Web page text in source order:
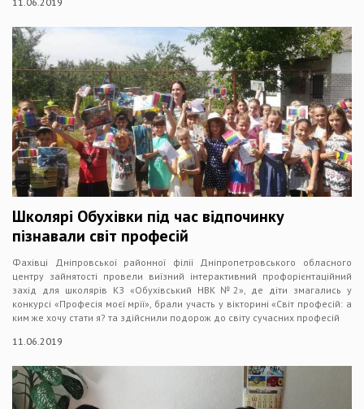
Школярі Обухівки під час відпочинку
пізнавали світ професій
Фахівці Дніпровської районної філії Дніпропетровського обласного
центру зайнятості провели виїзний інтерактивний профорієнтаційний
захід для школярів КЗ «Обухівський НВК №2», де діти змагались у
конкурсі «Професія моєї мрії», брали участь у вікторині «Світ професій: а
ким же хочу стати я? та здійснили подорож до світу сучасних професій
11.06.2019